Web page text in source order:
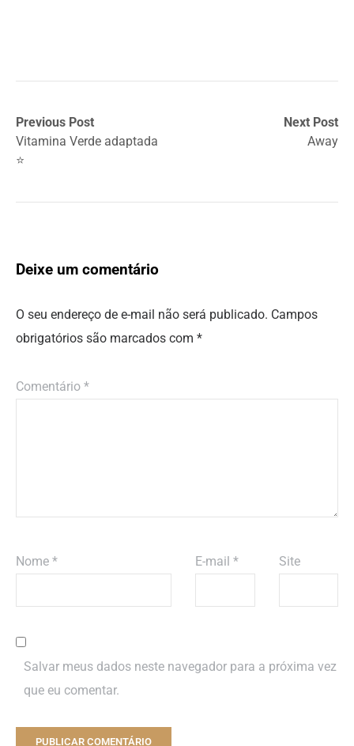
Previous Post
Vitamina Verde adaptada
⭐
Next Post
Away
Deixe um comentário
O seu endereço de e-mail não será publicado. Campos
obrigatórios são marcados com *
Comentário *
Nome * E-mail * Site
Salvar meus dados neste navegador para a próxima vez
que eu comentar.